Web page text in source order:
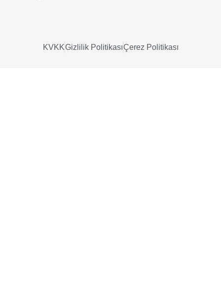
KVKKGizlilik PolitikasıÇerez Politikası